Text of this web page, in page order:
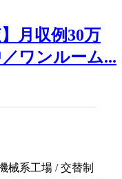
月収例30万
ワンルーム...
械系工場 / 交替制